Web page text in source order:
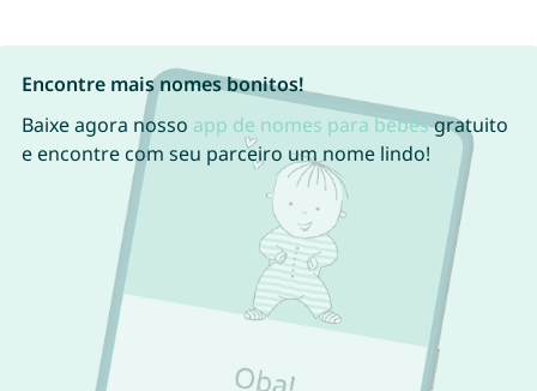
Encontre mais nomes bonitos!
Baixe agora nosso app de nomes para bebêsgratuito
e encontre com seu parceiro um nome lindo!